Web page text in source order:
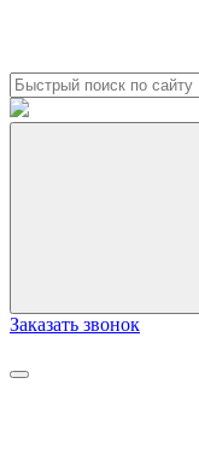
Заказать звонок